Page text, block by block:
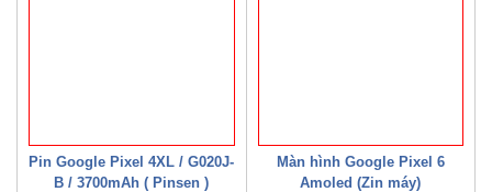
Pin Google Pixel 4XL / G020J-
B / 3700mAh ( Pinsen )
Màn hình Google Pixel 6
Amoled (Zin máy)